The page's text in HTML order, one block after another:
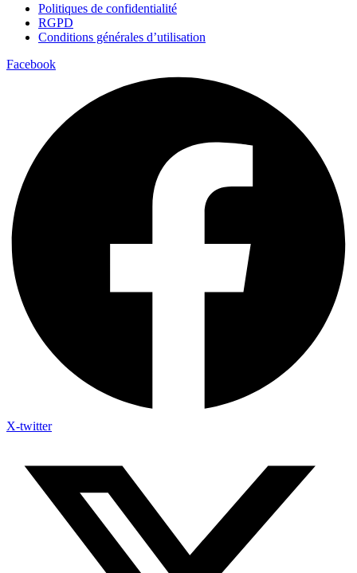
Politiques de confidentialité
RGPD
Conditions générales d’utilisation
Facebook
X-twitter